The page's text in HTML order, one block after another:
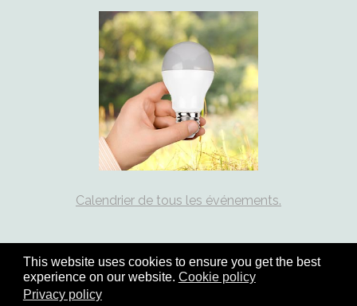
This website uses cookies to ensure you get the best
experience on our website. Cookie policy
Privacy policy
Calendrier de tous les événements.
Copyright © 2026 coord21.ch - tous droits réservés | site :